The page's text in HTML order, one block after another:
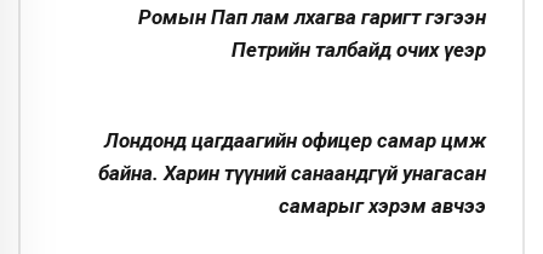
Ромын Пап лам лхагва гаригт гэгээн
Петрийн талбайд очих үеэр
Лондонд цагдаагийн офицер самар цөмөж
байна. Харин түүний санаандгүй унагасан
самарыг хэрэм авчээ